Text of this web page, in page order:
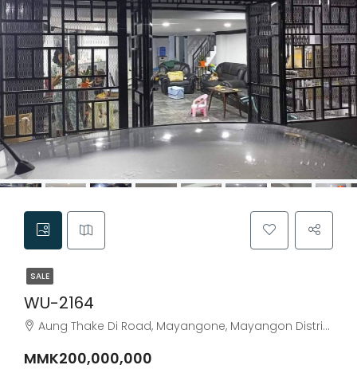
SALE
WU-2164
Aung Thake Di Road, Mayangone, Mayangon District, Yangon City, Yangon, 11682, Myanmar
MMK200,000,000